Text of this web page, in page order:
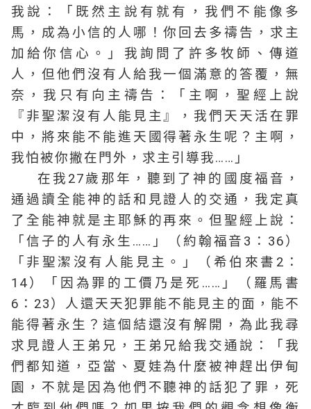
我說：「既然主說有就有，我們不能像多
馬，成為小信的人哪！你回去多禱告，求主
加給你信心。」我詢問了許多牧師、傳道
人，但他們沒有人給我一個滿意的答覆，無
奈，我只有向主禱告：「主啊，聖經上說
『非聖潔沒有人能見主』，我們天天活在罪
中，將來能不能進天國得著永生呢？主啊，
我怕被你撇在門外，求主引導我……」
在我27歲那年，聽到了神的國度福音，
通過讀全能神的話和見證人的交通，我定真
了全能神就是主耶穌的再來。但聖經上說：
「信子的人有永生……」（約翰福音3：36）
「非聖潔沒有人能見主。」（希伯來書2：
14）「因為罪的工價乃是死……」（羅馬書
6：23）人還天天犯罪能不能見主的面，能不
能得著永生？這個結還沒有解開，為此我尋
求見證人王弟兄，王弟兄給我交通說：「我
們都知道，亞當、夏娃為什麼被神趕出伊甸
園，不就是因為他們不聽神的話犯了罪，死